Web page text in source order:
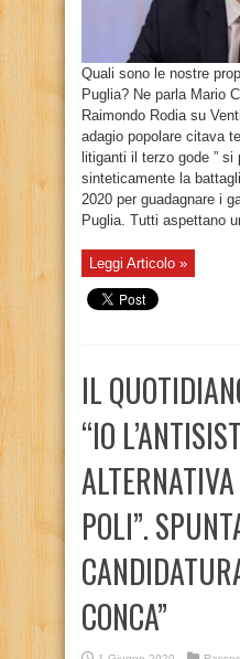
Quali sono le nostre
Puglia? Ne parla Mario
Raimondo Rodia su
adagio popolare citava
litiganti il terzo gode ”
sinteticamente la
2020 per guadagnare i
Puglia. Tutti aspettano
Leggi Articolo »
IL
“IO
POLI”.
CONCA”